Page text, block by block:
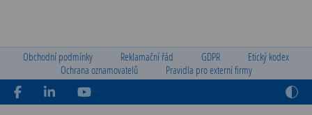
Obchodní podmínky Reklamační řád GDPR
Etický kodex
Ochrana oznamovatelů
Pravidla pro externí firmy